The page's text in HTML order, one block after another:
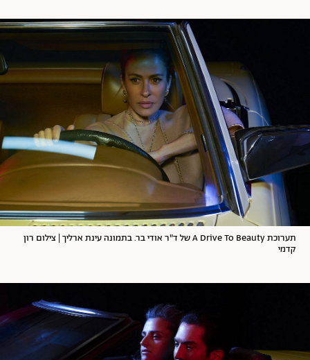
תערוכת A Drive To Beauty של ד"ר אודי בר. בתמונה עינת ארליך | צילום רון
קדמי